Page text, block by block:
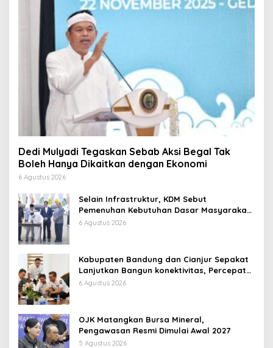
Dedi Mulyadi Tegaskan Sebab Aksi Begal Tak
Boleh Hanya Dikaitkan dengan Ekonomi
6 Agustus 2026
Selain Infrastruktur, KDM Sebut
Pemenuhan Kebutuhan Dasar Masyarakat
Jadi Fokus APBD Jabar 2027
6 Agustus 2026
Kabupaten Bandung dan Cianjur Sepakat
Lanjutkan Bangun konektivitas, Percepat
Pertumbuhan Ekonomi Daerah
6 Agustus 2026
OJK Matangkan Bursa Mineral,
Pengawasan Resmi Dimulai Awal 2027
5 Agustus 2026